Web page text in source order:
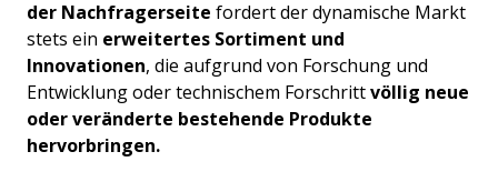
der Nachfragerseite fordert der dynamische Markt
stets ein erweitertes Sortiment und
Innovationen, die aufgrund von Forschung und
Entwicklung oder technischem Forschrittvöllig neue
oder veränderte bestehende Produkte
hervorbringen.